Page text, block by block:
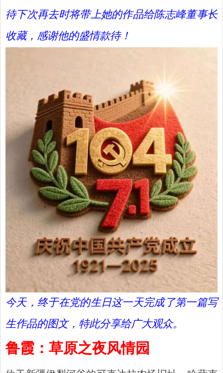
待下次再去时将带上她的作品给陈志峰董事长
收藏，感谢他的盛情款待！
今天，终于在党的生日这一天完成了第一篇写
生作品的图文，特此分享给广大观众。
鲁霞 ： 草原之夜风情园